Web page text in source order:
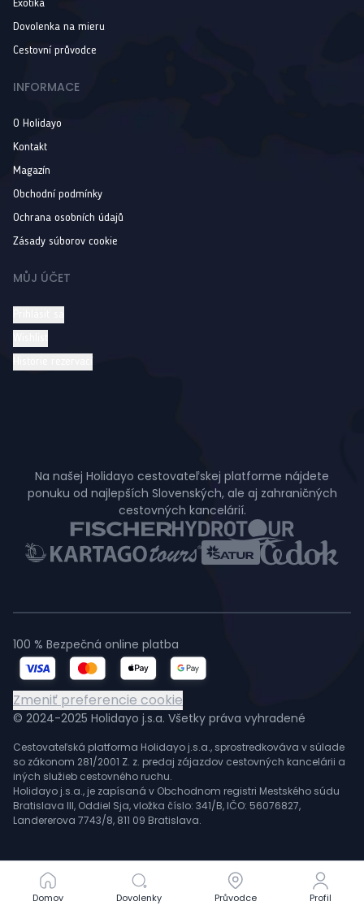
Domov Dovolenky Průvodce Profil
Domov Dovolenky Průvodce Profil
Exotika
Dovolenka na mieru
Cestovní průvodce
INFORMACE
O Holidayo
Kontakt
Magazín
Obchodní podmínky
Ochrana osobních údajů
Zásady súborov cookie
MŮJ ÚČET
Na našej Holidayo cestovateľskej platforme nájdete
ponuku od najlepších Slovenských, ale aj zahraničných
cestovných kancelárií.
© 2024-2025 Holidayo j.s.a. Všetky práva vyhradené
Cestovateľská platforma Holidayo j.s.a., sprostredkováva v súlade
so zákonom 281/2001 Z. z. predaj zájazdov cestovných kancelárii a
iných služieb cestovného ruchu.
Holidayo j.s.a., je zapísaná v Obchodnom registri Mestského súdu
Bratislava III, Oddiel Sja, vložka číslo: 341/B, IČO: 56076827,
Landererova 7743/8, 811 09 Bratislava.
100 % Bezpečná online platba
Zmeniť preferencie cookie